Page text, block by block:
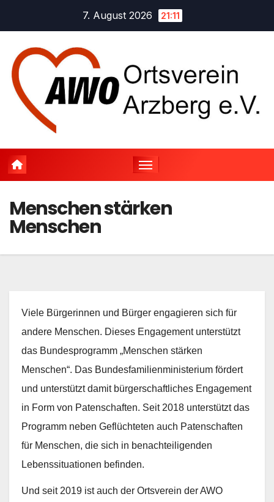
springen
7. August 2026 21:11
Menschen stärken
Menschen
Viele Bürgerinnen und Bürger engagieren sich für
andere Menschen. Dieses Engagement unterstützt
das Bundesprogramm „Menschen stärken
Menschen“. Das Bundesfamilienministerium fördert
und unterstützt damit bürgerschaftliches Engagement
in Form von Patenschaften. Seit 2018 unterstützt das
Programm neben Geflüchteten auch Patenschaften
für Menschen, die sich in benachteiligenden
Lebenssituationen befinden.
Und seit 2019 ist auch der Ortsverein der AWO